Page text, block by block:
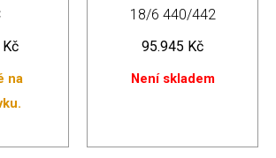
Kč
na
18/6 440/442
95.945 Kč
Není skladem